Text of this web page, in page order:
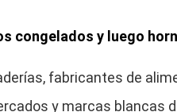
congelados y luego
fabricantes de
y marcas blancas